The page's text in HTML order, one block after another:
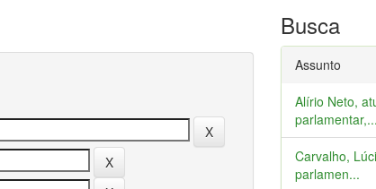
Busca
Assunto
Alírio Neto,
parlamentar,...
Carvalho,
parlamen...